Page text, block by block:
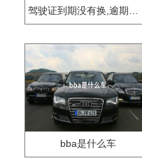
驾驶证到期没有换,逾期怎么办??
bba是什么车